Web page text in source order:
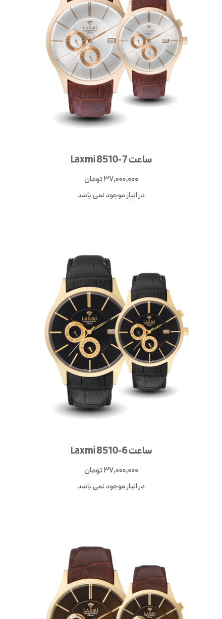
ساعت Laxmi 8510-7
37,000,000تومان
در انبار موجود نمی باشد
ساعت Laxmi 8510-6
37,000,000تومان
در انبار موجود نمی باشد